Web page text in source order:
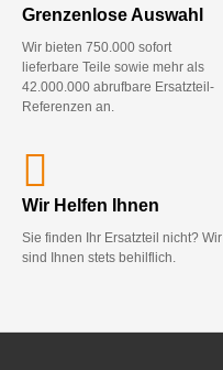
Grenzenlose Auswahl
Wir bieten 750.000 sofort
lieferbare Teile sowie mehr als
42.000.000 abrufbare Ersatzteil-
Referenzen an.
Wir Helfen Ihnen
Sie finden Ihr Ersatzteil nicht? Wir
sind Ihnen stets behilflich.